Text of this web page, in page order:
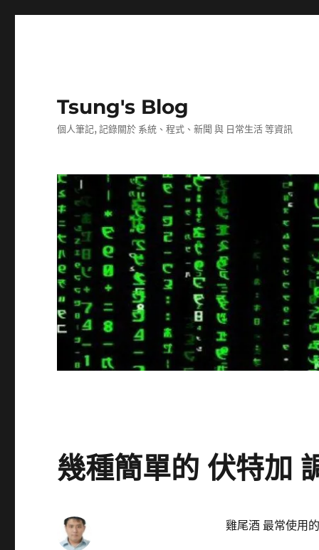
Tsung's Blog
個人筆記, 記錄關於 系統、程式、新聞 與 日常生活 等資訊
幾種簡單的 伏特加
雞尾酒 最常使用